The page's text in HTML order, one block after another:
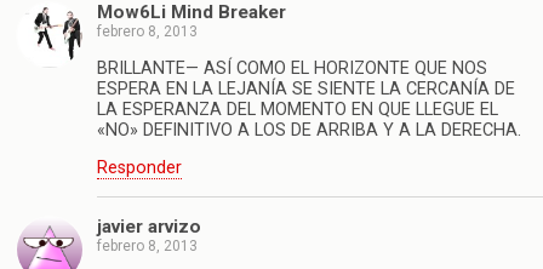
Mow6Li Mind Breaker
febrero 8, 2013
BRILLANTE— ASÍ COMO EL HORIZONTE QUE NOS
ESPERA EN LA LEJANÍA SE SIENTE LA CERCANÍA DE
LA ESPERANZA DEL MOMENTO EN QUE LLEGUE EL
«NO» DEFINITIVO A LOS DE ARRIBA Y A LA DERECHA.
Responder
javier arvizo
febrero 8, 2013